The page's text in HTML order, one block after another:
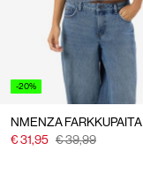
-20%
NMENZA FARKKUPAITA
€ 31,95 € 39,99